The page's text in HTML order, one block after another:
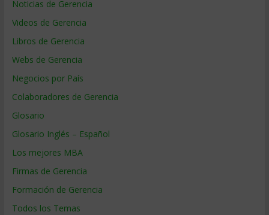
Noticias de Gerencia
Videos de Gerencia
Libros de Gerencia
Webs de Gerencia
Negocios por País
Colaboradores de Gerencia
Glosario
Glosario Inglés – Español
Los mejores MBA
Firmas de Gerencia
Formación de Gerencia
Todos los Temas